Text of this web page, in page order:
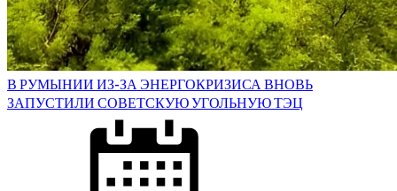
В РУМЫНИИ ИЗ-ЗА ЭНЕРГОКРИЗИСА ВНОВЬ
ЗАПУСТИЛИ СОВЕТСКУЮ УГОЛЬНУЮ ТЭЦ